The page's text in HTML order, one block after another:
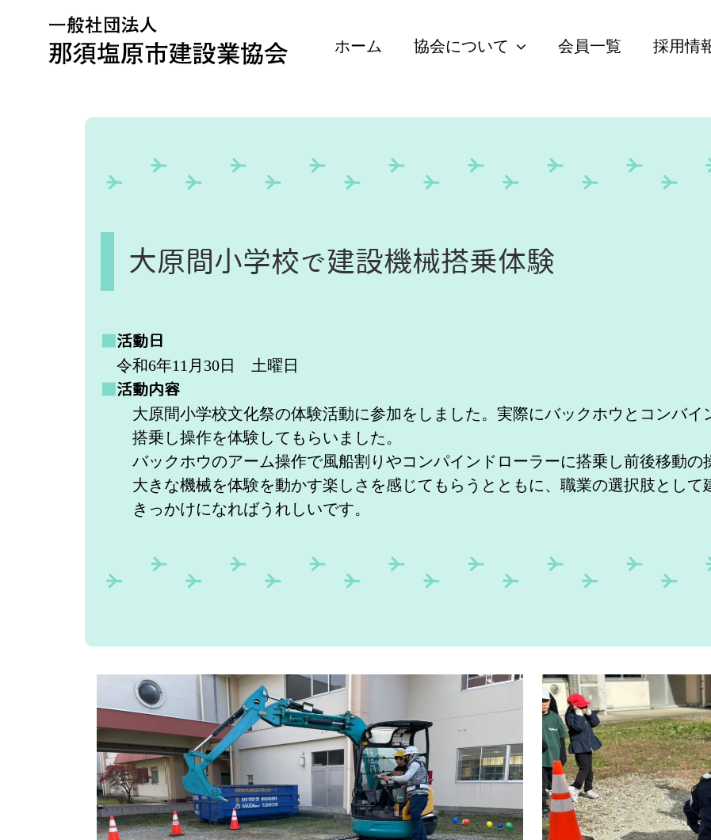
ホーム 協会について 会員一覧 採用情
大原間小学校で建設機械搭乗体験
活動日
令和6年11 月30日 土曜日
活動内容
大原間小学校文化祭の体験活動に参加をしました。実際にバックホウとコンバイ
搭乗し操作を体験してもらいました。
バックホウのアーム操作で風船割りやコンパインドローラーに搭乗し前後移動の
大きな機械を体験を動かす楽しさを感じてもらうとともに、職業の選択肢として
きっかけになればうれしいです。